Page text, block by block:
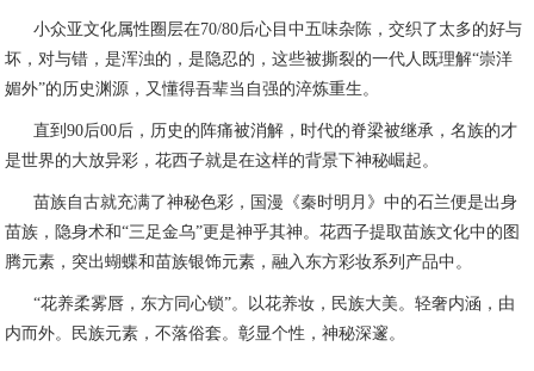
小众亚文化属性圈层在70/80后心目中五味杂陈，交织了太多的好与
坏，对与错，是浑浊的，是隐忍的，这些被撕裂的一代人既理解“崇洋
媚外”的历史渊源，又懂得吾辈当自强的淬炼重生。
直到90后00后，历史的阵痛被消解，时代的脊梁被继承，名族的才
是世界的大放异彩，花西子就是在这样的背景下神秘崛起。
苗族自古就充满了神秘色彩，国漫《秦时明月》中的石兰便是出身
苗族，隐身术和“三足金乌”更是神乎其神。花西子提取苗族文化中的图
腾元素，突出蝴蝶和苗族银饰元素，融入东方彩妆系列产品中。
“花养柔雾唇，东方同心锁”。以花养妆，民族大美。轻奢内涵，由
内而外。民族元素，不落俗套。彰显个性，神秘深邃。